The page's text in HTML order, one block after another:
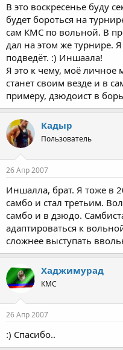
В это воскресенье буду
будет бороться на
сам КМС по вольной. В
дал на этом же турнире.
подведёт. :) Иншаала!
Я это к чему, моё
станет своим везде и в
примеру, дзюдоист в
Кадыр
Пользователь
26 Апр 2007
Иншалла, брат. Я тоже в
самбо и стал третьим.
самбо и в дзюдо.
адаптироваться к
сложнее выступать
Хаджимурад
КМС
26 Апр 2007
:) Спасибо..